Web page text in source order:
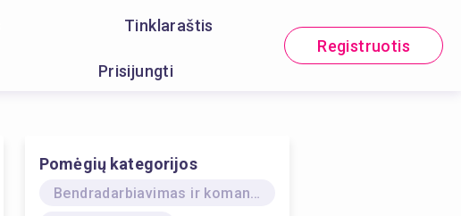
Tinklaraštis
Prisijungti
Registruotis
Pomėgių kategorijos
Bendradarbiavimas ir komandinis darbas